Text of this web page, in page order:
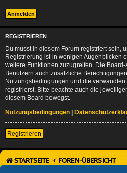
REGISTRIEREN
Du musst in diesem Forum registriert sein,
Registrierung ist in wenigen Augenblicken
weitere Funktionen zuzugreifen. Die
Benutzern auch zusätzliche
Nutzungsbedingungen und die
registrierst. Bitte beachte auch die
diesem Board bewegst.
Nutzungsbedingungen |
Registrieren
STARTSEITE FOREN-ÜBERSICHT